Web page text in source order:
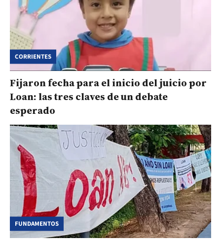
CORRIENTES
Fijaron fecha para el inicio del juicio por
Loan: las tres claves de un debate
esperado
FUNDAMENTOS